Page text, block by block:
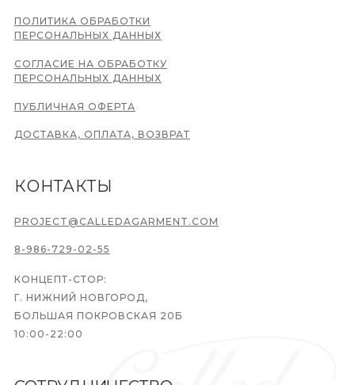
ПУБЛИЧНАЯ ОФЕРТА
СОГЛАСИЕ НА ОБРАБОТКУ
ПЕРСОНАЛЬНЫХ ДАННЫХ
ПОЛИТИКА ОБРАБОТКИ
ПЕРСОНАЛЬНЫХ ДАННЫХ
ДОСТАВКА, ОПЛАТА, ВОЗВРАТ
8-986-729-02-55
PROJECT@CALLEDAGARMENT.COM
КОНТАКТЫ
КОНЦЕПТ-СТОР:
Г. НИЖНИЙ НОВГОРОД,
БОЛЬШАЯ ПОКРОВСКАЯ 20Б
10:00-22:00